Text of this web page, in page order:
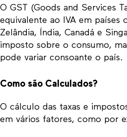
O GST (Goods and Services
equivalente ao IVA em países
Zelândia, Índia, Canadá e
imposto sobre o consumo,
pode variar consoante o país.
Como são Calculados?
O cálculo das taxas e
em vários fatores, como por